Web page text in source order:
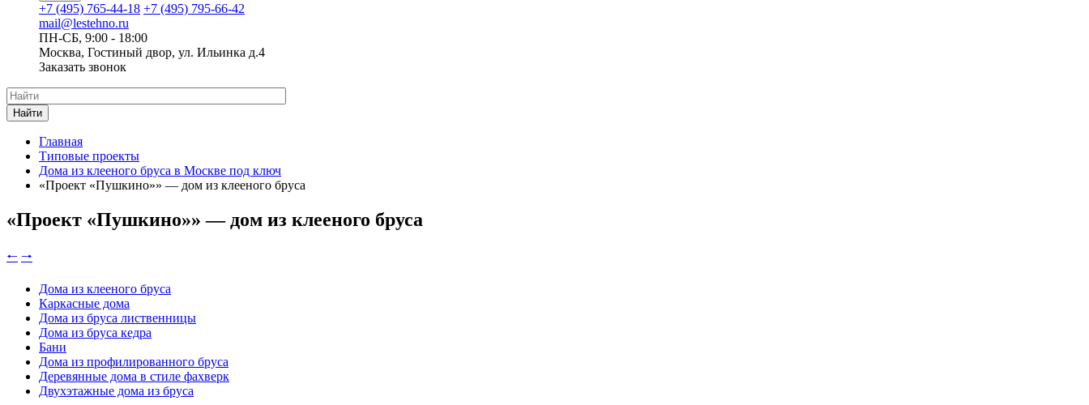
+7 (495) 765-44-18 +7 (495) 795-66-42
mail@lestehno.ru
ПН-СБ, 9:00 - 18:00
Москва, Гостиный двор, ул. Ильинка д.4
Заказать звонок
Найти
Главная
Типовые проекты
Дома из клееного бруса в Москве под ключ
«Проект «Пушкино»» — дом из клееного бруса
«Проект «Пушкино»» — дом из клееного бруса
🠐 🠒
Дома из клееного бруса
Каркасные дома
Дома из бруса лиственницы
Дома из бруса кедра
Бани
Дома из профилированного бруса
Деревянные дома в стиле фахверк
Двухэтажные дома из бруса